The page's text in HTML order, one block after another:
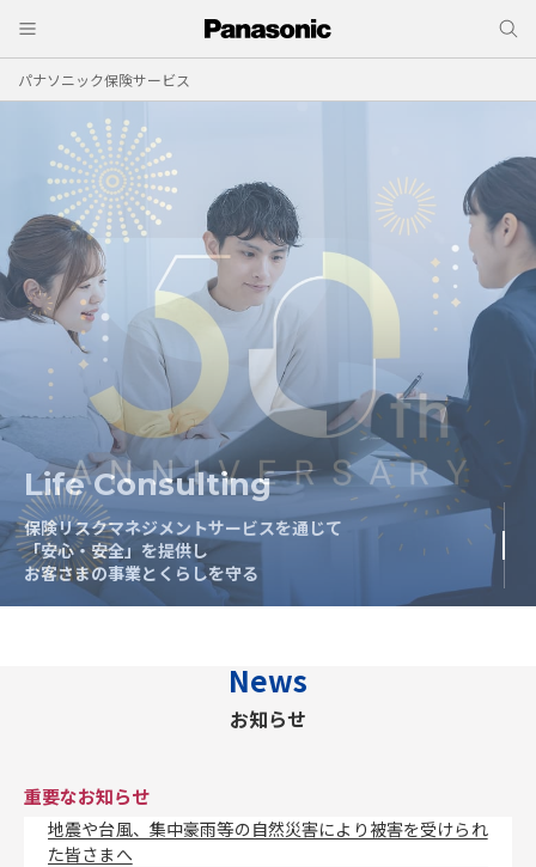
パナソニック保険サービス
Life Consulting
保険リスクマネジメントサービスを通じて
「安心・安全」を提供し
お客さまの事業とくらしを守る
Risk Consulting
保険リスクマネジメントサービスを通じて
「安心・安全」を提供し
お客さまの事業とくらしを守る
News
お知らせ
重要なお知らせ
地震や台風、集中豪雨等の自然災害により被害を受けられ
た皆さまへ